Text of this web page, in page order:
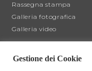
Rassegna stampa
Galleria fotografica
Galleria video
SOSTIENICI
Gestione dei Cookie